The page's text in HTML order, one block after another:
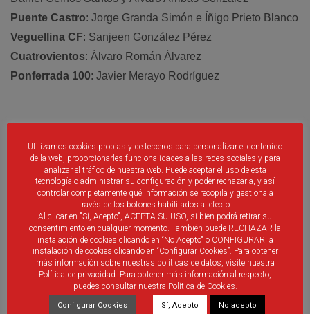
Puente Castro: Jorge Granda Simón e Íñigo Prieto Blanco
Veguellina CF: Sanjeen González Pérez
Cuatrovientos: Álvaro Román Álvarez
Ponferrada 100: Javier Merayo Rodríguez
No Se Han Encontrado Publicaciones Relacionadas.
identificado introducir un comentario.
Utilizamos cookies propias y de terceros para personalizar el contenido
de la web, proporcionarles funcionalidades a las redes sociales y para
analizar el tráfico de nuestra web. Puede aceptar el uso de esta
tecnología o administrar su configuración y poder rechazarla, y así
controlar completamente qué información se recopila y gestiona a
través de los botones habilitados al efecto.
Al clicar en "Sí, Acepto", ACEPTA SU USO, si bien podrá retirar su
consentimiento en cualquier momento. También puede RECHAZAR la
instalación de cookies clicando en “No Acepto" o CONFIGURAR la
instalación de cookies clicando en “Configurar Cookies”. Para obtener
más información sobre nuestras políticas de datos, visite nuestra
Política de privacidad. Para obtener más información al respecto,
puedes consultar nuestra Política de Cookies.
Configurar Cookies Sí, Acepto No acepto